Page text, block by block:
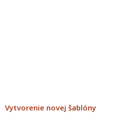
Vytvorenie novej šablóny